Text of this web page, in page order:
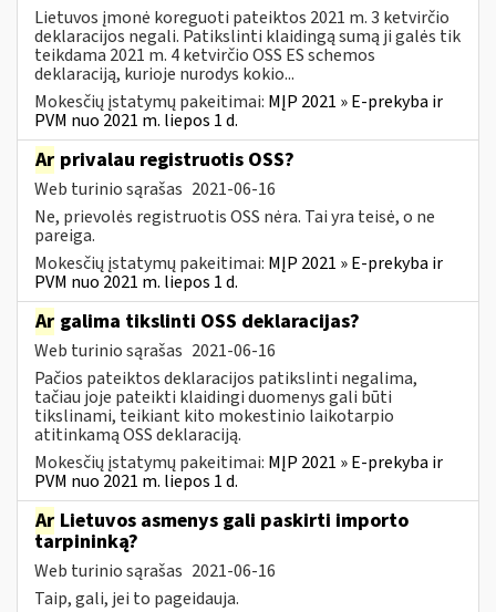
Lietuvos įmonė koreguoti pateiktos 2021 m. 3 ketvirčio
deklaracijos negali. Patikslinti klaidingą sumą ji galės tik
teikdama 2021 m. 4 ketvirčio OSS ES schemos
deklaraciją, kurioje nurodys kokio...
Mokesčių įstatymų pakeitimai: MĮP 2021 » E-prekyba ir
PVM nuo 2021 m. liepos 1 d.
Ar privalau registruotis OSS?
Web turinio sąrašas 2021-06-16
Ne, prievolės registruotis OSS nėra. Tai yra teisė, o ne
pareiga.
Mokesčių įstatymų pakeitimai: MĮP 2021 » E-prekyba ir
PVM nuo 2021 m. liepos 1 d.
Ar galima tikslinti OSS deklaracijas?
Web turinio sąrašas 2021-06-16
Pačios pateiktos deklaracijos patikslinti negalima,
tačiau joje pateikti klaidingi duomenys gali būti
tikslinami, teikiant kito mokestinio laikotarpio
atitinkamą OSS deklaraciją.
Mokesčių įstatymų pakeitimai: MĮP 2021 » E-prekyba ir
PVM nuo 2021 m. liepos 1 d.
Ar Lietuvos asmenys gali paskirti importo
tarpininką?
Web turinio sąrašas 2021-06-16
Taip, gali, jei to pageidauja.